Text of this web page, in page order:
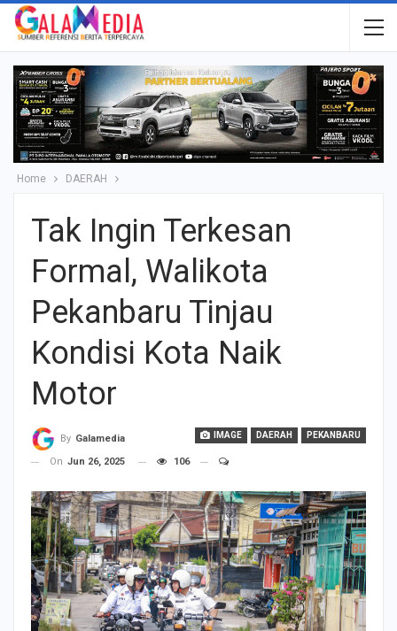
Home DAERAH
Tak Ingin Terkesan
Formal, Walikota
Pekanbaru Tinjau
Kondisi Kota Naik
Motor
IMAGE DAERAH PEKANBARU
By Galamedia
On Jun 26, 2025 106